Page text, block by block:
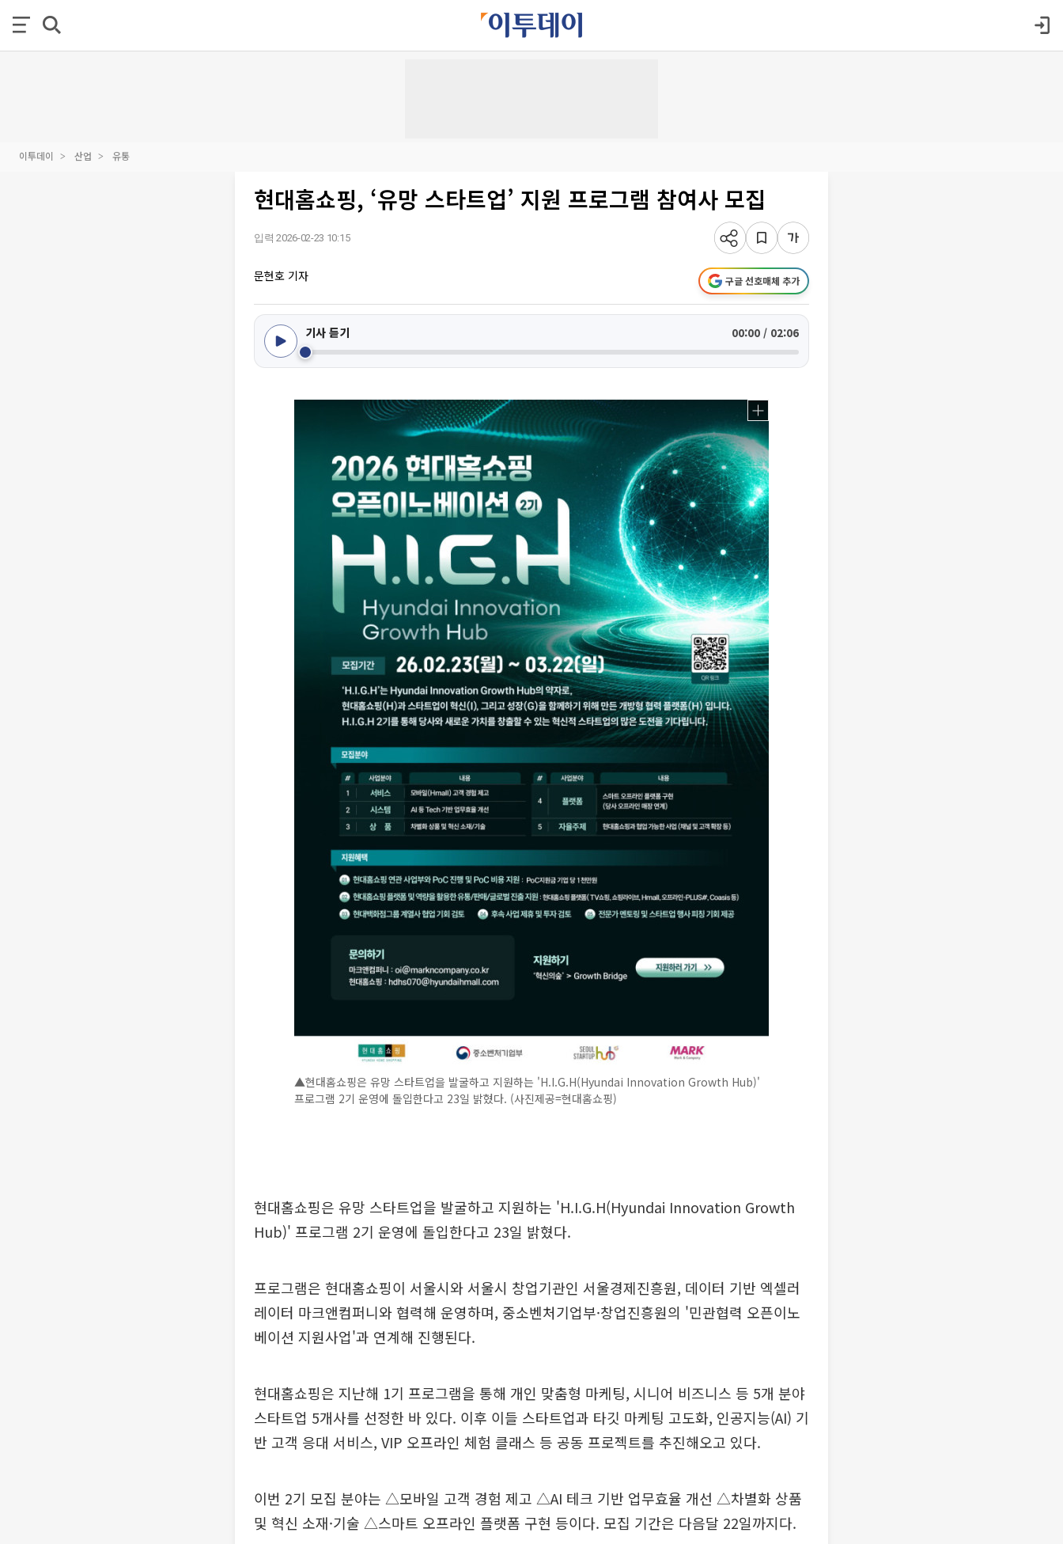
이투데이 산업 유통
현대홈쇼핑, ‘유망 스타트업’ 지원 프로그램 참여사 모집
입력 2026-02-23 10:15
문현호 기자 구글 선호매체 추가
기사 듣기 00:00 / 02:06
▲현대홈쇼핑은 유망 스타트업을 발굴하고 지원하는 'H.I.G.H(Hyundai Innovation Growth Hub)'
프로그램 2기 운영에 돌입한다고 23일 밝혔다. (사진제공=현대홈쇼핑)
현대홈쇼핑은 유망 스타트업을 발굴하고 지원하는 'H.I.G.H(Hyundai Innovation Growth
Hub)' 프로그램 2기 운영에 돌입한다고 23일 밝혔다.
프로그램은 현대홈쇼핑이 서울시와 서울시 창업기관인 서울경제진흥원, 데이터 기반 엑셀러
레이터 마크앤컴퍼니와 협력해 운영하며, 중소벤처기업부·창업진흥원의 '민관협력 오픈이노
베이션 지원사업'과 연계해 진행된다.
현대홈쇼핑은 지난해 1기 프로그램을 통해 개인 맞춤형 마케팅, 시니어 비즈니스 등 5개 분야
스타트업 5개사를 선정한 바 있다. 이후 이들 스타트업과 타깃 마케팅 고도화, 인공지능(AI) 기
반 고객 응대 서비스, VIP 오프라인 체험 클래스 등 공동 프로젝트를 추진해오고 있다.
이번 2기 모집 분야는 △모바일 고객 경험 제고 △AI 테크 기반 업무효율 개선 △차별화 상품
및 혁신 소재·기술 △스마트 오프라인 플랫폼 구현 등이다. 모집 기간은 다음달 22일까지다.